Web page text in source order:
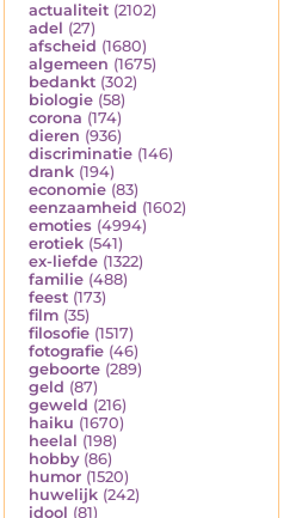
actualiteit (2102)
adel (27)
afscheid (1680)
algemeen (1675)
bedankt (302)
biologie (58)
corona (174)
dieren (936)
discriminatie (146)
drank (194)
economie (83)
eenzaamheid (1602)
emoties (4994)
erotiek (541)
ex-liefde (1322)
familie (488)
feest (173)
film (35)
filosofie (1517)
fotografie (46)
geboorte (289)
geld (87)
geweld (216)
haiku (1670)
heelal (198)
hobby (86)
humor (1520)
huwelijk (242)
idool (81)